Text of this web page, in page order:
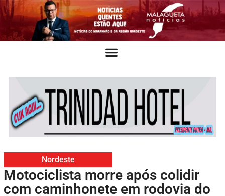
Nordeste
Motociclista morre após colidir
com caminhonete em rodovia do